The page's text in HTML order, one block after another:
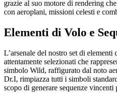
grazie al suo motore di rendering
con aeroplani, missioni celesti e
Elementi di Volo e
L’arsenale del nostro set di
attentamente selezionati che
simbolo Wild, raffigurato dal noto
Dr.I, rimpiazza tutti i simboli
scopo di generare sequenze